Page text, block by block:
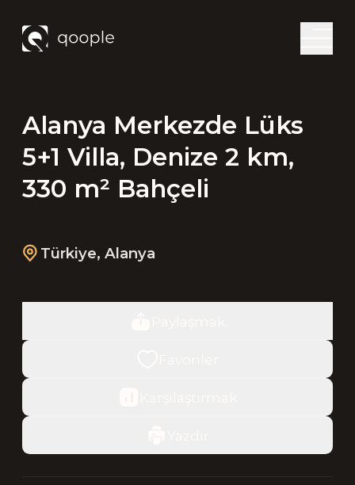
Alanya Merkezde Lüks
5+1 Villa, Denize 2 km,
330 m² Bahçeli
Türkiye, Alanya